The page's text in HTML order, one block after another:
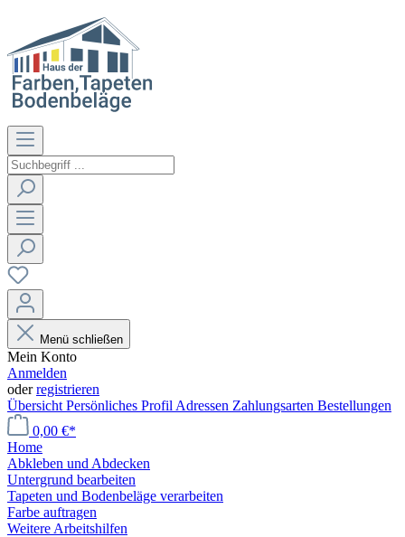
Menü schließen
Mein Konto
Anmelden
oderregistrieren
Übersicht Persönliches Profil Adressen Zahlungsarten Bestellungen
0,00 €*
Home
Abkleben und Abdecken
Untergrund bearbeiten
Tapeten und Bodenbeläge verarbeiten
Farbe auftragen
Weitere Arbeitshilfen